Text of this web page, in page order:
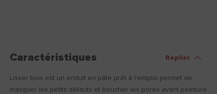
Caractéristiques Replier
Lisser bois est un enduit en pâte prêt à l'emploi permet de
masquer les petits défauts et boucher les pores avant peinture